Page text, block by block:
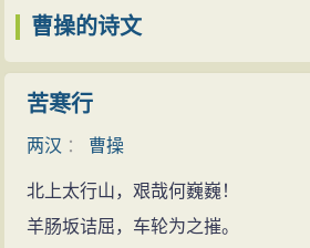
欢宴诸将。酒酣，曹操操取槊立于
绝妙好辞
曹操曾经途经曹娥碑下，杨修跟
碑的背面题写着“黄绢、幼妇、外孙
问杨修说：“你知道这是什么意思吗
人生及事业的看法：“老骥伏枥，志
壮心不已”。这是诗人贯彻终生的积
白。
是儒法兼采、恩威并用的贤君良臣
大破坏的现实 背景下，无疑是具有
曹操早年就表现出对武艺的爱好
张让家，被张让发觉后，手舞著戟
退。又博览群书，尤其喜欢兵法，
韬略，还有注释《孙子兵法》的《
世。这些活动为他后来的军事生涯
崭露头角
弦，皆成乐章。”
孙权：“其惟杀伐小为过差，离间人
孙楚：“太祖承运，神武应期，征讨
建灵符，天命既集，遂廓弘基，奄有
陆机：“接皇汉之末绪，值王途之多
曹操的诗文
苦寒行
两汉 ： 曹操
北上太行山，艰哉何巍巍！
羊肠坂诘屈，车轮为之摧。